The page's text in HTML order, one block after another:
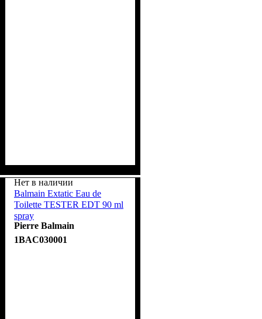
Нет в наличии
Balmain Extatic Eau de
Toilette TESTER EDT 90 ml
spray
Pierre Balmain
1BAC030001